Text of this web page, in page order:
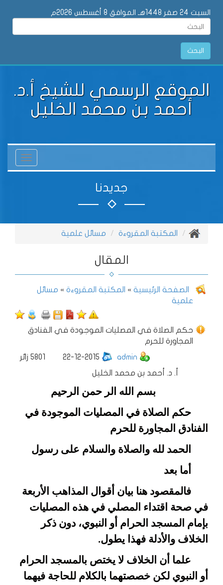
السبت 24 صفر 1448هـ الموافق 8 أغسطس 2026م
البحث
الموقع الرسمي للشيخ أ.د.
أحمد بن محمد الخليل
Toggle
جديدنا
المكتبة المقروءة مسائل علمية
المقال
الصفحة الرئيسية » المكتبة المقروءة » مسائل
علمية
حكم الصلاة في المصليات الموجودة في الفنادق
المجاورة للحرم
5801 زائر 22-12-2015
admin
أ. د. أحمد بن محمد الخليل
بسم الله الر حمن الرحيم
حكم الصلاة في المصليات الموجودة في
الفنادق المجاورة للحرم
الحمد لله والصلاة والسلام على رسول
أما بعد
فالمقصود هنا بيان أقوال المذاهب الأربعة
في صحة اقتداء المصلي في هذه المصليات
بإمام المسجد الحرام أو النبوي، دون ذكر
الخلاف والأدلة فهذا يطول.
علما أن الخلاف لا يختص بالمسجد الحرام
أو النبوي لكن خصصتهما بالكلام للحاجة فيهما